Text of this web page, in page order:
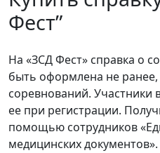
Фест”
На «ЗСД Фест» справка о
быть оформлена не
соревнований. Участники
ее при регистрации.
помощью сотрудников
медицинских документов».